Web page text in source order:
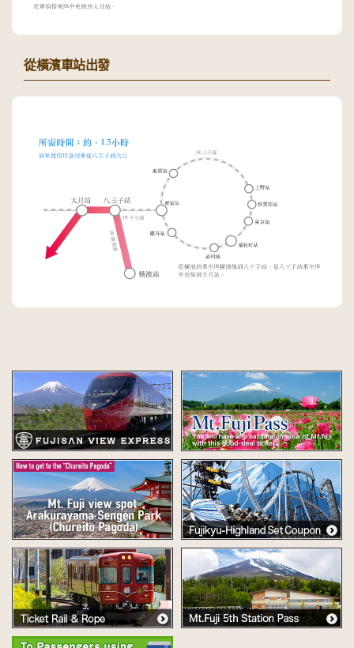
從橫濱車站出發